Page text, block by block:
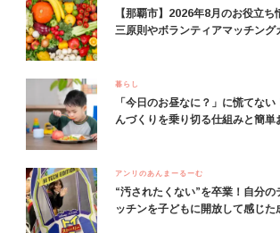
【那覇市】2026年8月のお役立
三原則やボランティアマッチング
暮らし
「今日のお昼なに？」に慌てな
んづくりを乗り切る仕組みと簡単
アンリのあんまーるーむ
“汚されたくない”を卒業！自分の
ッチンを子どもに開放して感じた